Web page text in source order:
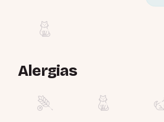
Alergias